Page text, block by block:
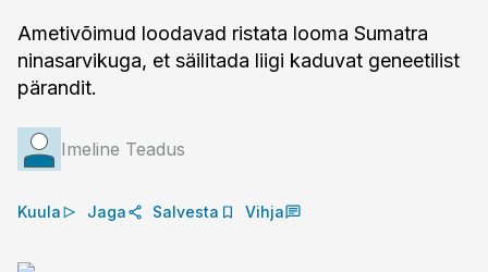
Ametivõimud loodavad ristata looma Sumatra
ninasarvikuga, et säilitada liigi kaduvat geneetilist
pärandit.
Imeline Teadus
Kuula Jaga Salvesta Vihja